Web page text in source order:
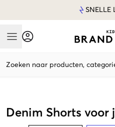
SNELLE
Mobile Menu
Zoeken naar producten,
Denim Shorts voor